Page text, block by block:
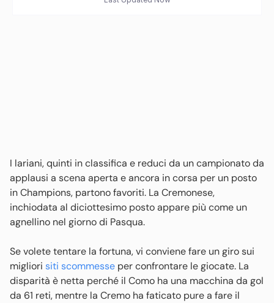
I lariani, quinti in classifica e reduci da un campionato da
applausi a scena aperta e ancora in corsa per un posto
in Champions, partono favoriti. La Cremonese,
inchiodata al diciottesimo posto appare più come un
agnellino nel giorno di Pasqua.
Se volete tentare la fortuna, vi conviene fare un giro sui
migliori siti scommesse per confrontare le giocate. La
disparità è netta perché il Como ha una macchina da gol
da 61 reti, mentre la Cremo ha faticato pure a fare il